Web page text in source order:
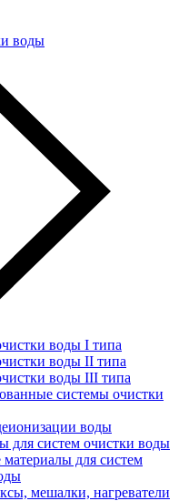
воды
воды I типа
воды II типа
воды III типа
системы очистки
воды
для систем очистки воды
материалы для систем
мешалки, нагреватели